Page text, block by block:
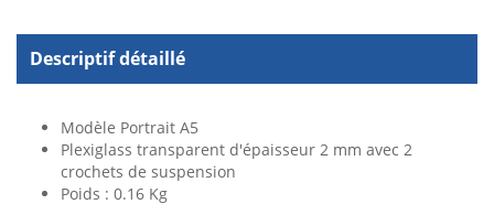
Descriptif détaillé
Modèle Portrait A5
Plexiglass transparent d'épaisseur 2 mm avec 2
crochets de suspension
Poids : 0.16 Kg